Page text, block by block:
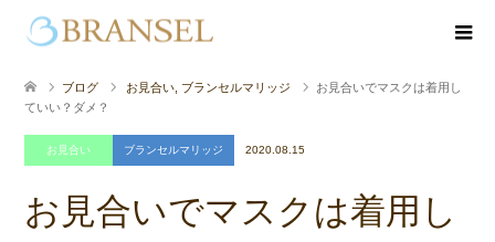
ブログ お見合い ブランセルマリッジ
お見合いでマスクは着用し
ていい？ダメ？
お見合い ブランセルマリッジ 2020.08.15
お見合いでマスクは着用し